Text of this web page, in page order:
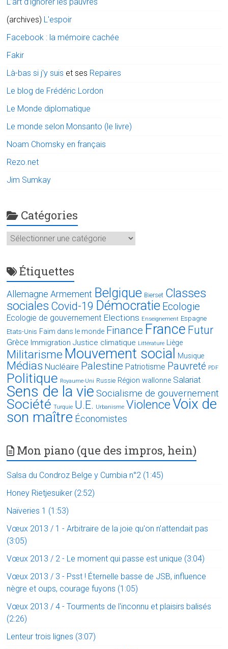
(archives) L'espoir
Facebook : la mémoire cachée
Fakir
Là-bas si j'y suis et ses Repaires
Le blog de Frédéric Lordon
Le Monde diplomatique
Le monde selon Monsanto (le livre)
Noam Chomsky en français
Rezo.net
Jim Sumkay
Catégories
Catégories
Étiquettes
Allemagne Armement Belgique Bierset Classes
sociales Covid-19 Démocratie Ecologie
Ecologie de gouvernement Elections Enseignement Espagne
Etats-Unis Faim dans le monde Finance France Futur
Grèce Immigration Justice climatique Littérature Liège
Militarisme Mouvement social Musique
Médias Nucléaire Palestine Patriotisme Pauvreté PDF
Politique Royaume-Uni Russie Région wallonne Salariat
Sens de la vie Socialisme de gouvernement
Société Turquie U.E. Urbanisme ViolenceVoix de
son maître Économistes
Mon piano (que des impros, hein)
Salsa du Condroz Belge y Cumbia n°2 (1:45)
Honey Rietjesuiker (2:52)
Naïveries 1 (1:53)
Vœux 2013 / 1 - Arbitraire de la joie qu'on n'attendait pas
(3:05)
Vœux 2013 / 2 - Le moment qui passe est unique (3:04)
Vœux 2013 / 3 - Psst ! Éternelle basse de JSB, influence
nègre et oups, courage fuyons (1:05)
Vœux 2013 / 4 - Tourments de l'inconnu et plaisirs balisés
(2:26)
Lenteur trois lignes (3:07)